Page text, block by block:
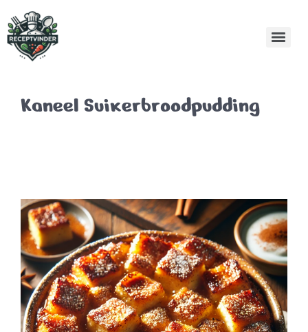
Kaneel Suikerbroodpudding